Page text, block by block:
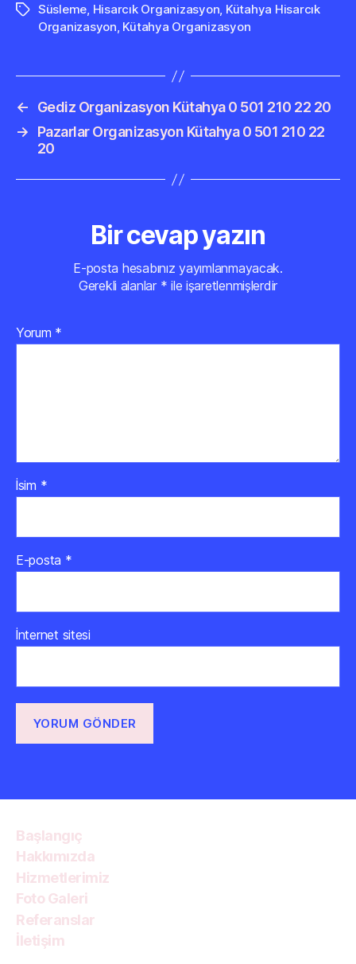
EtiketlerSüsleme, Hisarcık Organizasyon, Kütahya Hisarcık
Organizasyon, Kütahya Organizasyon
←
Gediz Organizasyon Kütahya 0 501 210 22 20
→
Pazarlar Organizasyon Kütahya 0 501 210 22
20
Bir cevap yazın
E-posta hesabınız yayımlanmayacak.
Gerekli alanlar * ile işaretlenmişlerdir
Yorum *
İsim *
E-posta *
İnternet sitesi
Başlangıç
Hakkımızda
Hizmetlerimiz
Foto Galeri
Referanslar
İletişim